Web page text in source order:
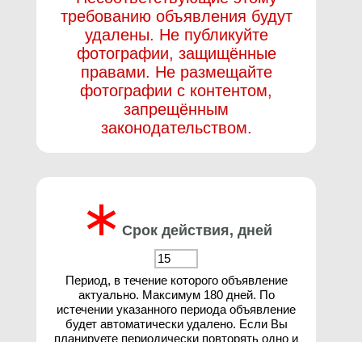
требованию объявления будут
удалены. Не публикуйте
фотографии, защищённые
правами. Не размещайте
фотографии с контентом,
запрещённым
законодательством.
∗ Срок действия, дней
Период, в течение которого объявление
актуально. Максимум 180 дней. По
истечении указанного периода объявление
будет автоматически удалено. Если Вы
планируете периодически повторять одно и